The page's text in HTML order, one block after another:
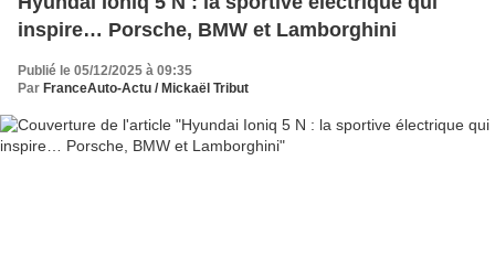
inspire… Porsche, BMW et Lamborghini
Publié le 05/12/2025 à 09:35
Par FranceAuto-Actu / Mickaël Tribut